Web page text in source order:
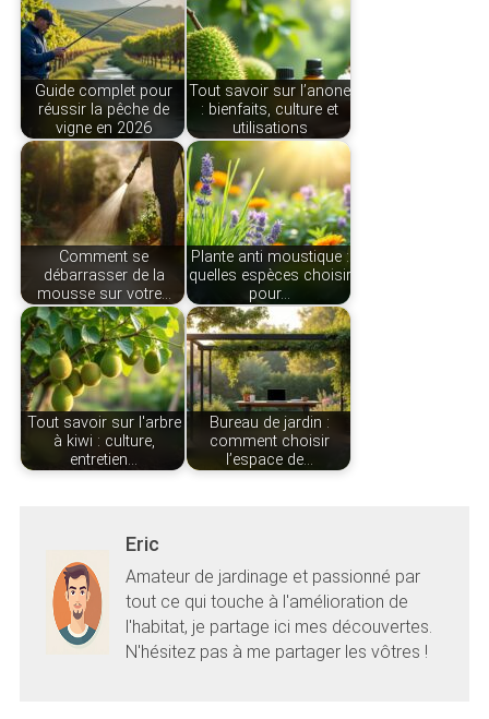
Guide complet pour
réussir la pêche de
vigne en 2026
Tout savoir sur l’anone
: bienfaits, culture et
utilisations
Comment se
débarrasser de la
mousse sur votre…
Plante anti moustique :
quelles espèces choisir
pour…
Tout savoir sur l'arbre
à kiwi : culture,
entretien…
Bureau de jardin :
comment choisir
l’espace de…
Eric
Amateur de jardinage et passionné par
tout ce qui touche à l'amélioration de
l'habitat, je partage ici mes découvertes.
N'hésitez pas à me partager les vôtres !